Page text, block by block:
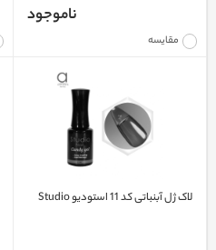
مقایسه
ناموجود
لاک ژل آبنباتی کد 11 استودیو Studio